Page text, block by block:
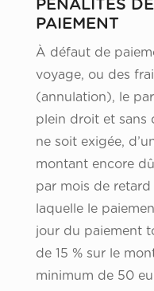
PÉNALITÉS
PAIEMENT
À défaut de
voyage, ou des
(annulation), le
plein droit et sans
ne soit exigée,
montant encore
par mois de
laquelle le
jour du paiement
de 15 % sur le
minimum de 50